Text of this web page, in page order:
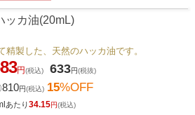
ッカ油(20mL)
製した、天然のハッカ油です。
円(税込) 633円(税抜)
810円(税込) 15%OFF
あたり34.15円(税込)